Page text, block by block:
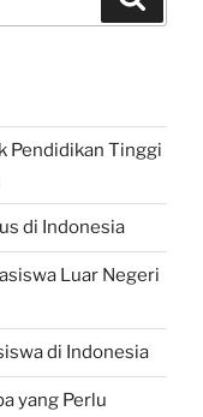
Pendidikan Tinggi
di Indonesia
Luar Negeri
di Indonesia
yang Perlu